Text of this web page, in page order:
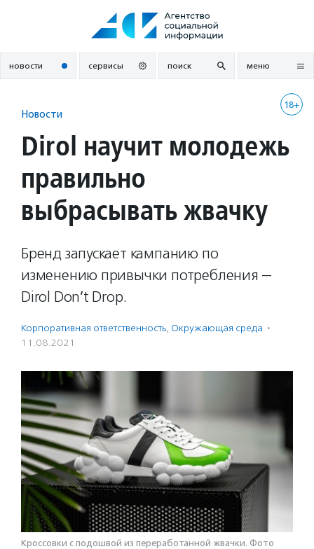
новости сервисы поиск меню
18+
Новости
Dirol научит молодежь
правильно
выбрасывать жвачку
Бренд запускает кампанию по
изменению привычки потребления —
Dirol Don’t Drop.
Корпоративная ответственность, Окружающая среда ·
11.08.2021
Кроссовки с подошвой из переработанной жвачки. Фото